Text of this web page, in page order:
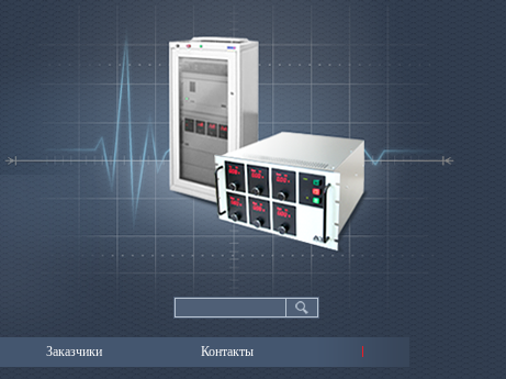
Заказчики Контакты